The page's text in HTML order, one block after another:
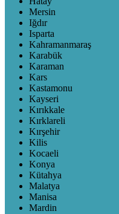
Mersin
Iğdır
Isparta
Kahramanmaraş
Karabük
Karaman
Kars
Kastamonu
Kayseri
Kırıkkale
Kırklareli
Kırşehir
Kilis
Kocaeli
Konya
Kütahya
Malatya
Manisa
Mardin